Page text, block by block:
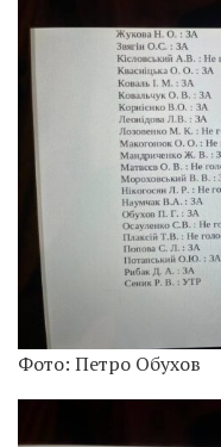
Фото: Петро Обухов